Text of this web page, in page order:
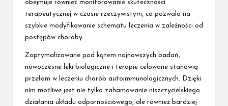
obejmuje również monitorowanie skuteczności
terapeutycznej w czasie rzeczywistym, co pozwala na
szybkie modyfikowanie schematu leczenia w zależności od
postępów choroby.
Zoptymalizowane pod kątem najnowszych badań,
nowoczesne leki biologiczne i terapie celowane stanowią
przełom w leczeniu chorób autoimmunologicznych. Dzięki
nim możliwe jest nie tylko zahamowanie niszczycielskiego
działania układu odpornościowego, ale również bardziej